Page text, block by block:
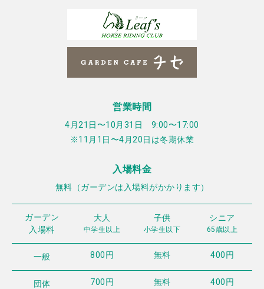
営業時間
4月21日〜10月31日 9:00〜17:00
※11月1日〜4月20日は冬期休業
入場料金
無料（ガーデンは入場料がかかります）
ガーデン
入場料
大人
中学生以上
子供
小学生以下
シニア
65歳以上
一般 800円 無料 400円
団体 700円 無料 400円